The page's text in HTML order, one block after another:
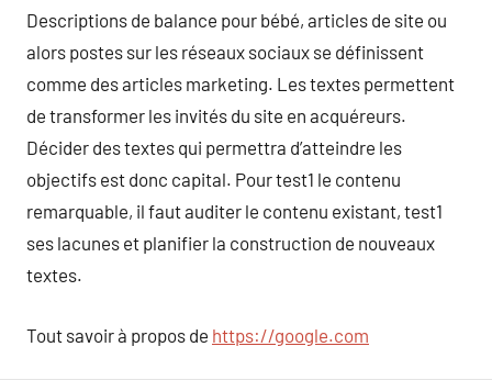
Descriptions de balance pour bébé, articles de site ou
alors postes sur les réseaux sociaux se définissent
comme des articles marketing. Les textes permettent
de transformer les invités du site en acquéreurs.
Décider des textes qui permettra d’atteindre les
objectifs est donc capital. Pour test1 le contenu
remarquable, il faut auditer le contenu existant, test1
ses lacunes et planifier la construction de nouveaux
textes.
Tout savoir à propos de https://google.com